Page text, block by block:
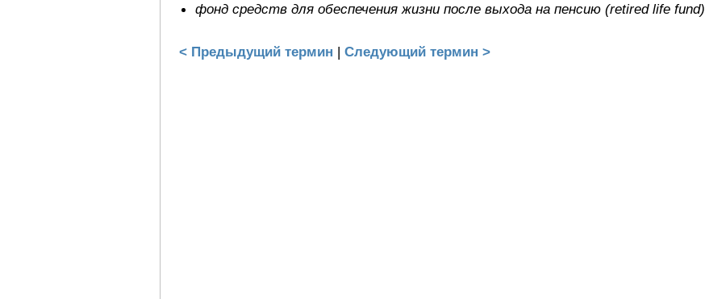
фонд средств для обеспечения жизни после выхода на пенсию (retired life fund)
< Предыдущий термин | Следующий термин >